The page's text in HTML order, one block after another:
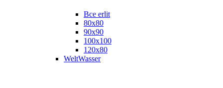
Все erlit
80x80
90x90
100x100
120x80
WeltWasser